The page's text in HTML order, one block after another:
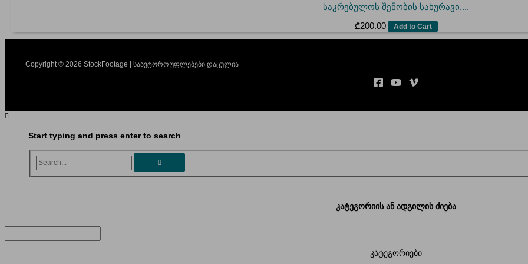
საკრებულოს შენობის სახურავი,...
₾200.00 Add to Cart
Copyright © 2026 StockFootage | საავტორო უფლებები დაცულია
Start typing and press enter to search
Search...
კატეგორიის ან ადგილის ძიება
კატეგორიები